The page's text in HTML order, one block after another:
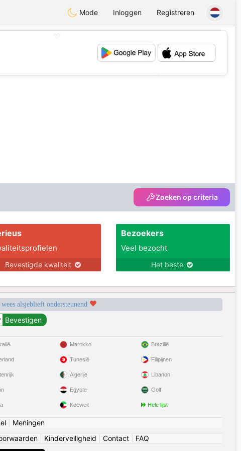
Mode Inloggen Registreren
💕
Zoeken op criteria
Bevestigde kwaliteit
Bezoekers
Veel bezocht
Het beste
alsjeblieft ondersteunend
Marokko
Tunesië
Algerije
Egypte
Koeweit
Brazilië
Filipijnen
Libanon
Golf
Hele lijst
| Meningen
Kinderveiligheid Contact FAQ